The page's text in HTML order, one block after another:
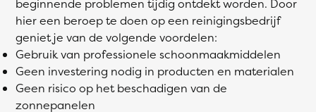
beginnende problemen tijdig ontdekt worden. Door
hier een beroep te doen op een reinigingsbedrijf
geniet je van de volgende voordelen:
Gebruik van professionele schoonmaakmiddelen
Geen investering nodig in producten en materialen
Geen risico op het beschadigen van de
zonnepanelen